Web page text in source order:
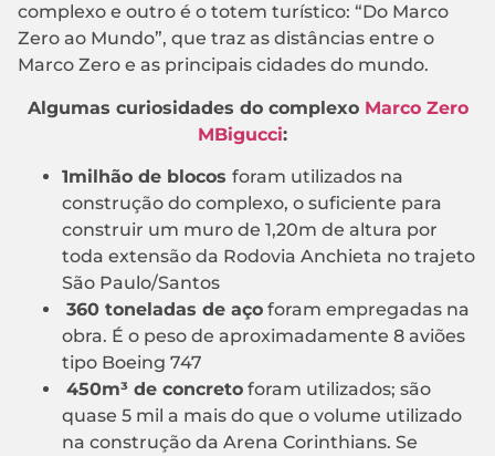
complexo e outro é o totem turístico: “Do Marco
Zero ao Mundo”, que traz as distâncias entre o
Marco Zero e as principais cidades do mundo.
Algumas curiosidades do complexo Marco Zero
MBigucci:
1milhão de blocos foram utilizados na
construção do complexo, o suficiente para
construir um muro de 1,20m de altura por
toda extensão da Rodovia Anchieta no trajeto
São Paulo/Santos
360 toneladas de aço foram empregadas na
obra. É o peso de aproximadamente 8 aviões
tipo Boeing 747
450m³ de concreto foram utilizados; são
quase 5 mil a mais do que o volume utilizado
na construção da Arena Corinthians. Se